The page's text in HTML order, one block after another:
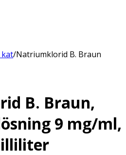
kat/Natriumklorid B. Braun
B. Braun,
9 mg/ml,